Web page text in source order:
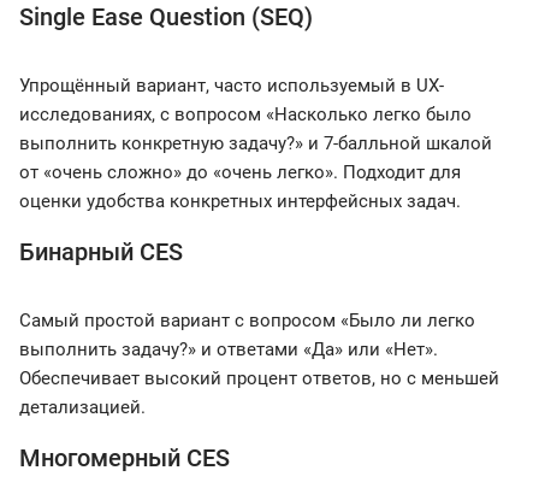
Single Ease Question (SEQ)
Упрощённый вариант, часто используемый в UX-
исследованиях, с вопросом «Насколько легко было
выполнить конкретную задачу?» и 7-балльной шкалой
от «очень сложно» до «очень легко». Подходит для
оценки удобства конкретных интерфейсных задач.
Бинарный CES
Самый простой вариант с вопросом «Было ли легко
выполнить задачу?» и ответами «Да» или «Нет».
Обеспечивает высокий процент ответов, но с меньшей
детализацией.
Многомерный CES